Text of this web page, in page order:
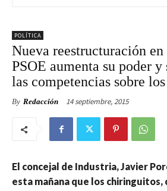
POLÍTICA
Nueva reestructuración
PSOE aumenta su poder y
las competencias sobre
By Redacción 14 septiembre, 2015
El concejal de Industria, Javier
esta mañana que los chiringuitos,